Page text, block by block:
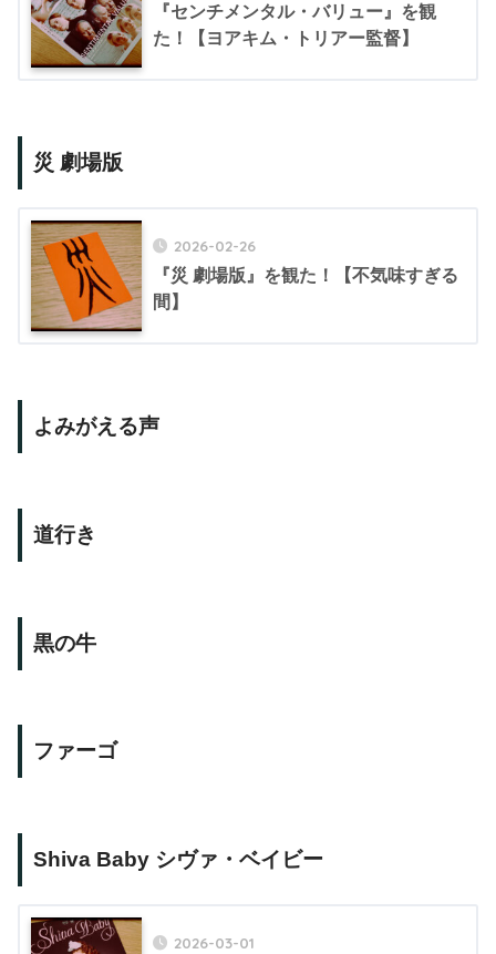
『センチメンタル・バリュー』を観
た！【ヨアキム・トリアー監督】
災 劇場版
2026-02-26
『災 劇場版』を観た！【不気味すぎる
間】
よみがえる声
道行き
黒の牛
ファーゴ
Shiva Baby シヴァ・ベイビー
2026-03-01